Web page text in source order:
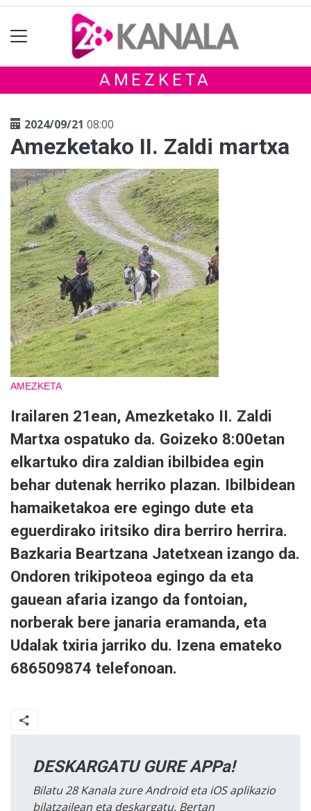
AMEZKETA
2024/09/21 08:00
Amezketako II. Zaldi martxa
AMEZKETA
Irailaren 21ean, Amezketako II. Zaldi
Martxa ospatuko da. Goizeko 8:00etan
elkartuko dira zaldian ibilbidea egin
behar dutenak herriko plazan. Ibilbidean
hamaiketakoa ere egingo dute eta
eguerdirako iritsiko dira berriro herrira.
Bazkaria Beartzana Jatetxean izango da.
Ondoren trikipoteoa egingo da eta
gauean afaria izango da fontoian,
norberak bere janaria eramanda, eta
Udalak txiria jarriko du. Izena emateko
686509874 telefonoan.
DESKARGATU GURE APPa!
Bilatu 28 Kanala zure Android eta iOS aplikazio
bilatzailean eta deskargatu. Bertan